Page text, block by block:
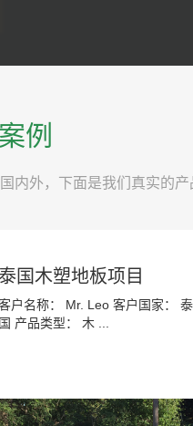
例
内外，下面是我们真实的产
泰国木塑地板项目
户名称： Mr. Leo 客户国家： 泰
国 产品类型： 木 ...